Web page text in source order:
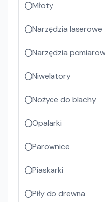
Młoty
Narzędzia laserowe
Narzędzia
Niwelatory
Nożyce do blachy
Opalarki
Parownice
Piaskarki
Piły do drewna